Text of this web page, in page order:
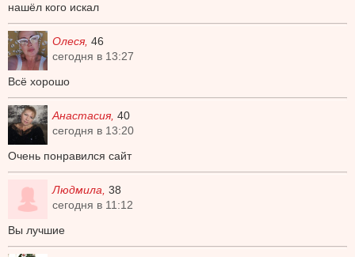
нашёл кого искал
Олеся, 46
сегодня в 13:27
Всё хорошо
Анастасия, 40
сегодня в 13:20
Очень понравился сайт
Людмила, 38
сегодня в 11:12
Вы лучшие